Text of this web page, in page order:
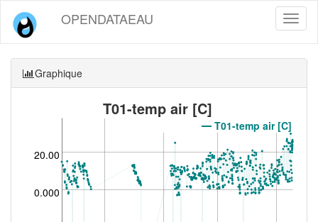
OPENDATAEAU
Graphique
T01-temp air [C]
T01-temp air [C]
0.000
20.00